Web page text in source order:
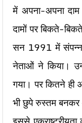
में अपना-अपना
दामों पर बिकते-
सन 1991 में
नेताओं ने किया।
गया। पर कितने
भी छुपे रुस्तम